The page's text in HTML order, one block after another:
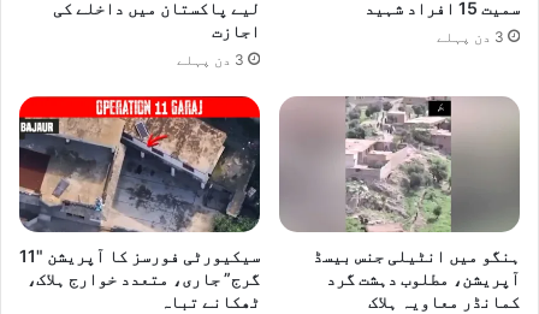
سمیت 15 افراد شہید
3 دن پہلے
لیے پاکستان میں داخلے کی
اجازت
3 دن پہلے
ہنگو میں انٹیلی جنس بیسڈ
آپریشن، مطلوب دہشت گرد
کمانڈر معاویہ ہلاک
سیکیورٹی فورسز کا آپریشن "11
گرج” جاری، متعدد خوارج ہلاک،
ٹھکانے تباہ